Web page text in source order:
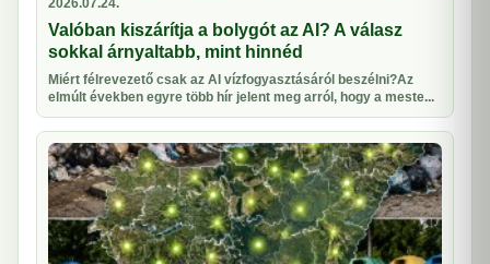
2026.07.24.
Valóban kiszárítja a bolygót az AI? A válasz
sokkal árnyaltabb, mint hinnéd
Miért félrevezető csak az AI vízfogyasztásáról beszélni?Az
elmúlt években egyre több hír jelent meg arról, hogy a meste...